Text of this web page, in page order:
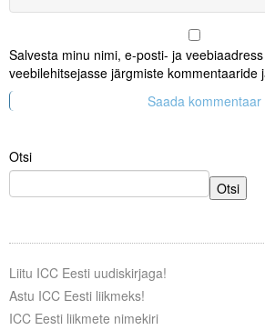
Salvesta minu nimi, e-posti- ja
veebilehitsejasse järgmiste kommentaaride
Otsi
Otsi
Liitu ICC Eesti uudiskirjaga!
Astu ICC Eesti liikmeks!
ICC Eesti liikmete nimekiri